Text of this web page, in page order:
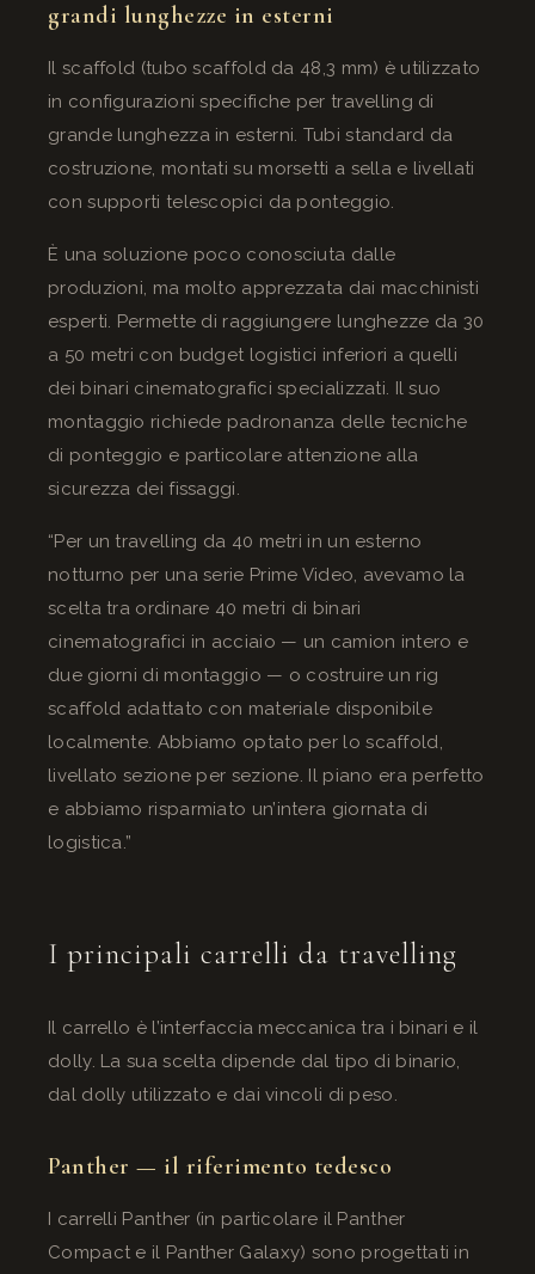
grandi lunghezze in esterni
Il scaffold (tubo scaffold da 48,3 mm) è utilizzato
in configurazioni specifiche per travelling di
grande lunghezza in esterni. Tubi standard da
costruzione, montati su morsetti a sella e livellati
con supporti telescopici da ponteggio.
È una soluzione poco conosciuta dalle
produzioni, ma molto apprezzata dai macchinisti
esperti. Permette di raggiungere lunghezze da 30
a 50 metri con budget logistici inferiori a quelli
dei binari cinematografici specializzati. Il suo
montaggio richiede padronanza delle tecniche
di ponteggio e particolare attenzione alla
sicurezza dei fissaggi.
“Per un travelling da 40 metri in un esterno
notturno per una serie Prime Video, avevamo la
scelta tra ordinare 40 metri di binari
cinematografici in acciaio — un camion intero e
due giorni di montaggio — o costruire un rig
scaffold adattato con materiale disponibile
localmente. Abbiamo optato per lo scaffold,
livellato sezione per sezione. Il piano era perfetto
e abbiamo risparmiato un’intera giornata di
logistica.”
I principali carrelli da travelling
Il carrello è l’interfaccia meccanica tra i binari e il
dolly. La sua scelta dipende dal tipo di binario,
dal dolly utilizzato e dai vincoli di peso.
Panther — il riferimento tedesco
I carrelli Panther (in particolare il Panther
Compact e il Panther Galaxy) sono progettati in